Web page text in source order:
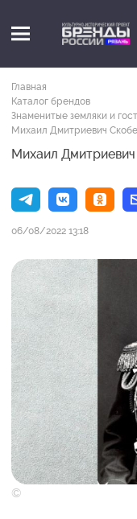
Главная
Каталог брендов
Знаменитые земляки и
Михаил Дмитриевич
Михаил
06/08/2022 13:18
©